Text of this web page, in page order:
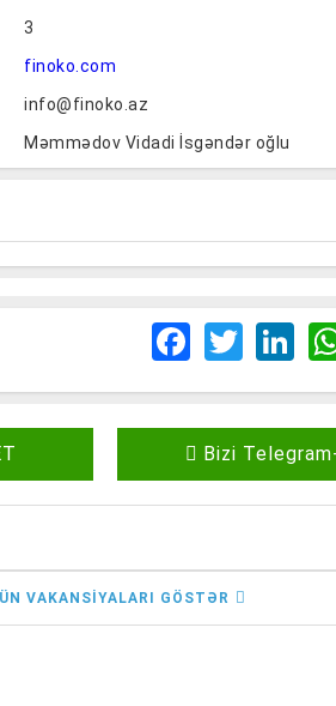
3
finoko.com
info@finoko.az
Məmmədov Vidadi İsgəndər oğlu
Bizi
VAKANSIYALARI GÖSTƏR